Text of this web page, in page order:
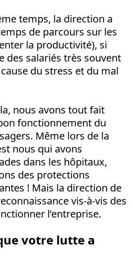
temps, la direction a
de parcours sur les
la productivité), si
des salariés très souvent
du stress et du mal
nous avons tout fait
fonctionnement du
Même lors de la
nous qui avons
dans les hôpitaux,
des protections
! Mais la direction de
vis-à-vis des
l’entreprise.
votre lutte a